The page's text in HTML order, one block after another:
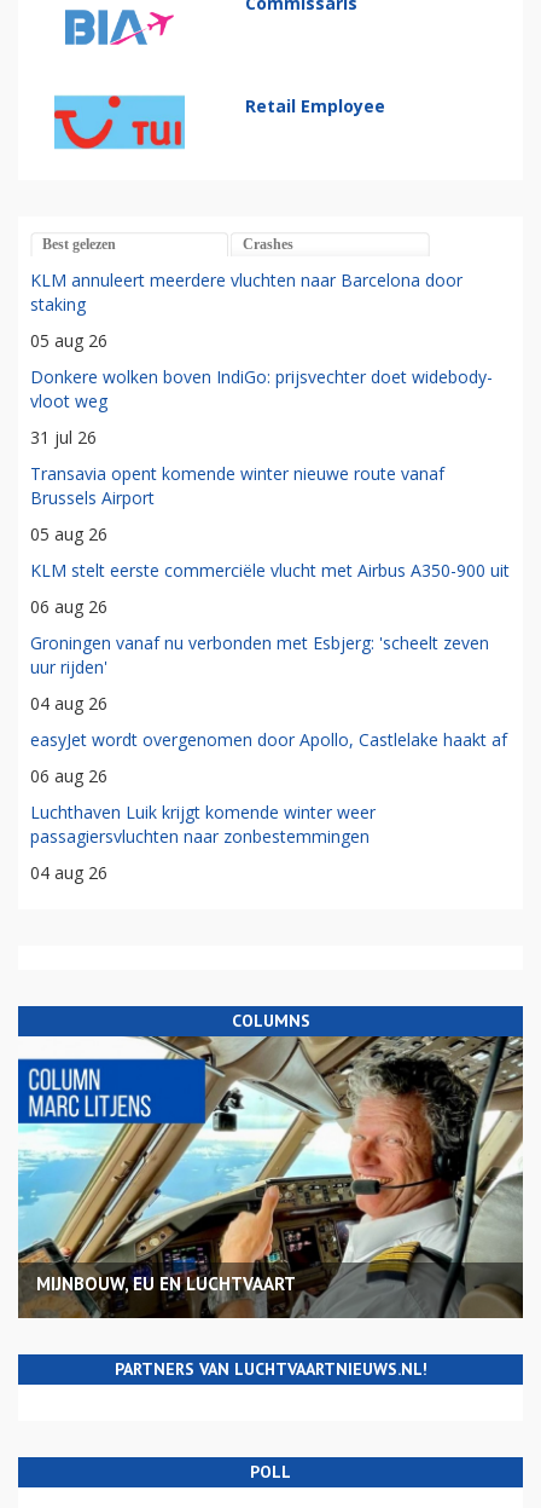
Retail Employee
Best gelezen Crashes
KLM annuleert meerdere vluchten naar Barcelona door
staking
05 aug 26
Donkere wolken boven IndiGo: prijsvechter doet widebody-
vloot weg
31 jul 26
Transavia opent komende winter nieuwe route vanaf
Brussels Airport
05 aug 26
KLM stelt eerste commerciële vlucht met Airbus A350-900 uit
06 aug 26
Groningen vanaf nu verbonden met Esbjerg: 'scheelt zeven
uur rijden'
04 aug 26
easyJet wordt overgenomen door Apollo, Castlelake haakt af
06 aug 26
Luchthaven Luik krijgt komende winter weer
passagiersvluchten naar zonbestemmingen
04 aug 26
COLUMNS
MIJNBOUW, EU EN LUCHTVAART
PARTNERS VAN LUCHTVAARTNIEUWS.NL!
POLL